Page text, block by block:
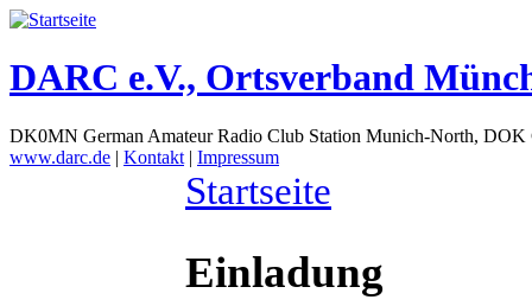
DARC e.V., Ortsverband
DK0MN German Amateur Radio Club Station Munich-North,
www.darc.de | Kontakt | Impressum
Startseite
Einladung